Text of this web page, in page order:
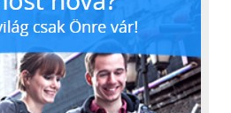
már ezzel a tudással igen
1,5 évvel ezelőtt, a
szegmensbe volt
élmezőny már a
1,5 GHz-es processzorok,